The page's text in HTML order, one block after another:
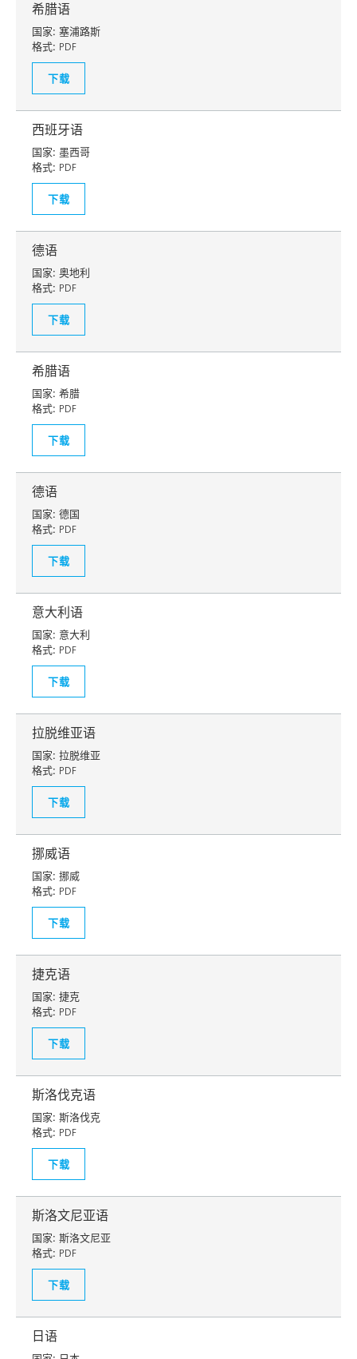
希腊语
国家: 塞浦路斯
格式: PDF
下载
西班牙语
国家: 墨西哥
格式: PDF
下载
德语
国家: 奥地利
格式: PDF
下载
希腊语
国家: 希腊
格式: PDF
下载
德语
国家: 德国
格式: PDF
下载
意大利语
国家: 意大利
格式: PDF
下载
拉脱维亚语
国家: 拉脱维亚
格式: PDF
下载
挪威语
国家: 挪威
格式: PDF
下载
捷克语
国家: 捷克
格式: PDF
下载
斯洛伐克语
国家: 斯洛伐克
格式: PDF
下载
斯洛文尼亚语
国家: 斯洛文尼亚
格式: PDF
下载
日语